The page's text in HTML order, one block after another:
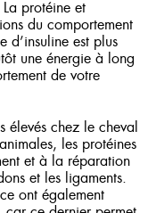
protéine et
du comportement
d’insuline est plus
une énergie à long
de votre
élevés chez le cheval
les protéines
et à la réparation
et les ligaments.
ont également